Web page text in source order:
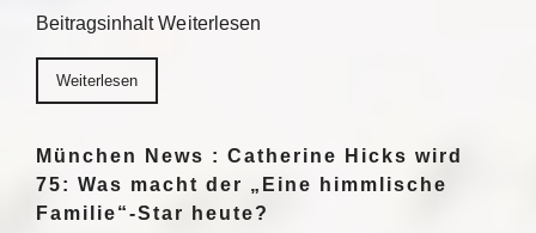
Beitragsinhalt Weiterlesen
Weiterlesen
München News : Catherine Hicks wird
75: Was macht der „Eine himmlische
Familie“-Star heute?